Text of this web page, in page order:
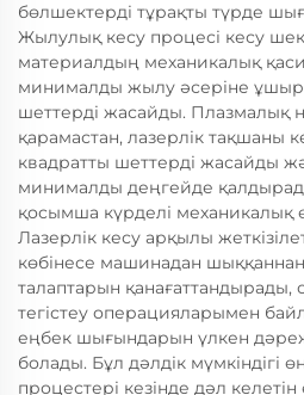
бөлшектерді тұрақты түрде
Жылулық кесу процесі кесу
материалдың механикалық
минималды жылу әсеріне
шеттерді жасайды. Плазмалық
қарамастан, лазерлік тақшаны
квадратты шеттерді жасайды
минималды деңгейде
қосымша күрделі механикалық
Лазерлік кесу арқылы
көбінесе машинадан шыққаннан
талаптарын қанағаттандырады,
тегістеу операцияларымен
еңбек шығындарын үлкен
болады. Бұл дәлдік мүмкіндігі
процестері кезінде дәл